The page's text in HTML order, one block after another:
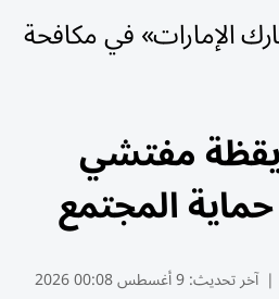
الإمارات» في مكافحة
مفتشي
المجتمع
| آخر تحديث:9 أغسطس 00:08 2026